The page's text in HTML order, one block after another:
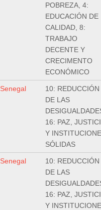
POBREZA, 4:
EDUCACIÓN DE
CALIDAD, 8:
TRABAJO
DECENTE Y
CRECIMENTO
ECONÓMICO
Senegal
10: REDUCCIÓN
DE LAS
16: PAZ,
Y
SÓLIDAS
Senegal
10: REDUCCIÓN
DE LAS
16: PAZ,
Y